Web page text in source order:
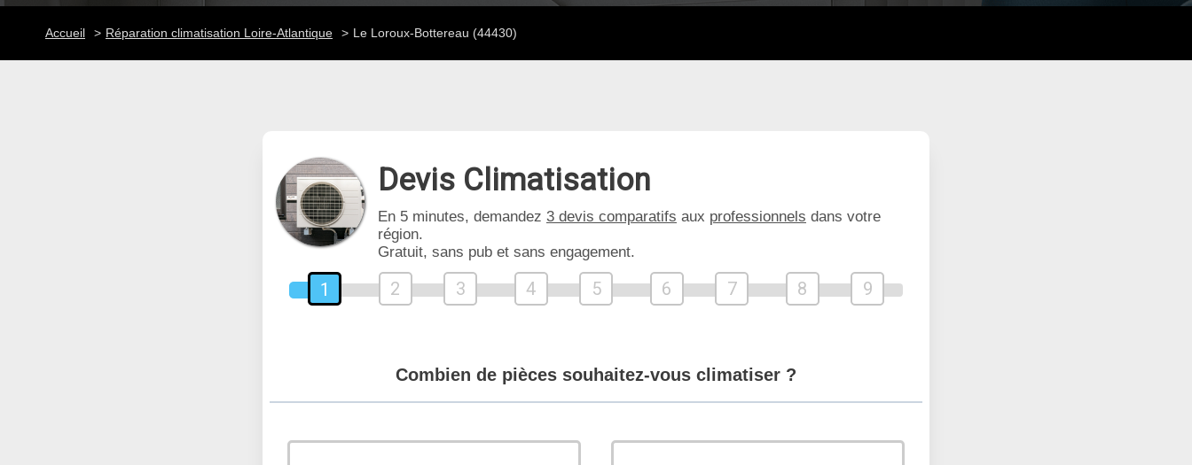
Accueil Réparation climatisation Loire-Atlantique Le Loroux-Bottereau (44430)
Devis Climatisation
En 5 minutes, demandez 3 devis comparatifs aux professionnels dans votre
région.
Gratuit, sans pub et sans engagement.
1 2 3 4 5 6 7 8 9
Combien de pièces souhaitez-vous climatiser ?